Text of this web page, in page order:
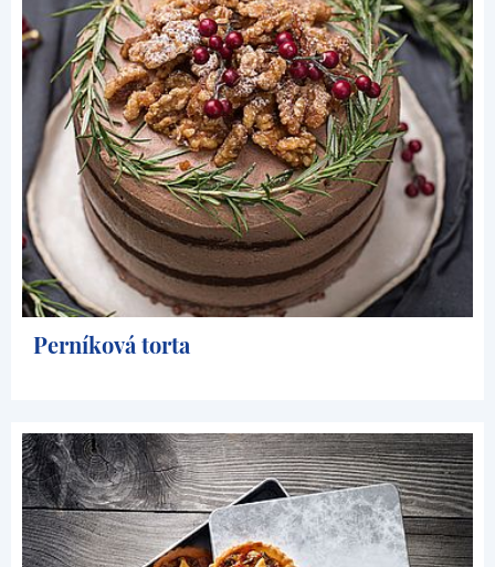
Perníková torta